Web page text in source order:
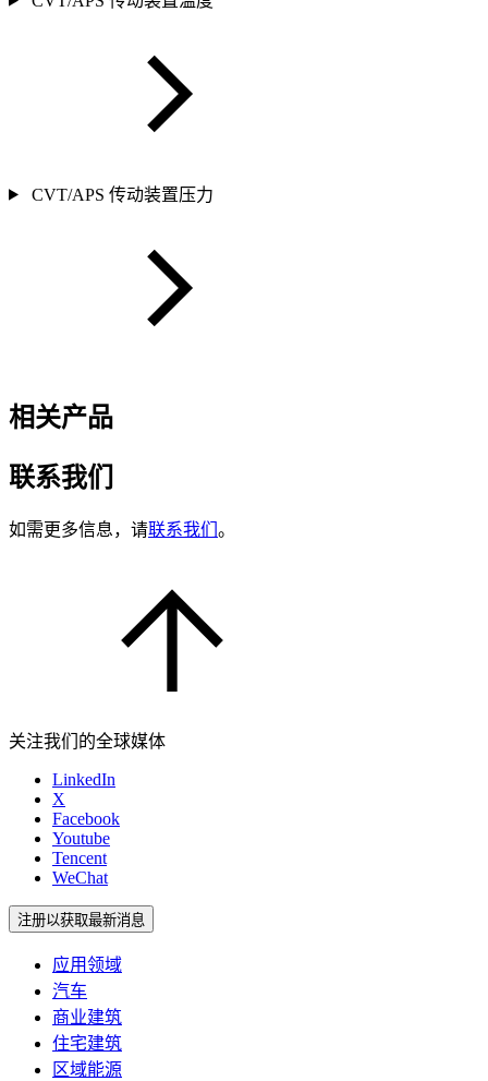
CVT/APS 传动装置压力
相关产品
联系我们
如需更多信息，请联系我们 。
关注我们的全球媒体
LinkedIn
X
Facebook
Youtube
Tencent
WeChat
注册以获取最新消息
应用领域
汽车
商业建筑
住宅建筑
区域能源